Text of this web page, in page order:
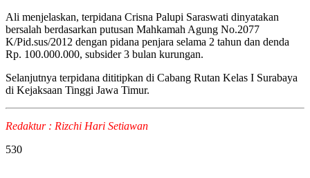
Ali menjelaskan, terpidana Crisna Palupi Saraswati dinyatakan
bersalah berdasarkan putusan Mahkamah Agung No.2077
K/Pid.sus/2012 dengan pidana penjara selama 2 tahun dan denda
Rp. 100.000.000, subsider 3 bulan kurungan.
Selanjutnya terpidana dititipkan di Cabang Rutan Kelas I Surabaya
di Kejaksaan Tinggi Jawa Timur.
Redaktur : Rizchi Hari Setiawan
530